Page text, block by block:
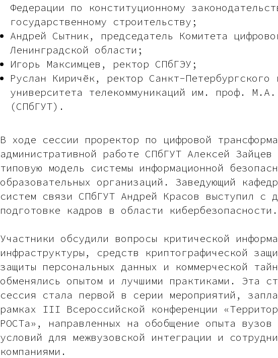
Федерации по конституционному
государственному строительству;
Андрей Сытник, председатель Комитета
Ленинградской области;
Игорь Максимцев, ректор СПбГЭУ;
Руслан Киричёк, ректор Санкт-Петербургского
университета телекоммуникаций им. проф. М.А.
(СПбГУТ).
В ходе сессии проректор по цифровой
административной работе СПбГУТ Алексей Зайцев
типовую модель системы информационной
образовательных организаций. Заведующий
систем связи СПбГУТ Андрей Красов выступил с
подготовке кадров в области кибербезопасности.
Участники обсудили вопросы критической
инфраструктуры, средств криптографической
защиты персональных данных и коммерческой
обменялись опытом и лучшими практиками. Эта
сессия стала первой в серии мероприятий,
рамках III Всероссийской конференции
РОСТа», направленных на обобщение опыта вузов
условий для межвузовской интеграции и
компаниями.